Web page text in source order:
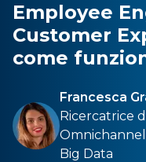
Employee
Customer
come
Francesca
Ricercatrice
Big Data